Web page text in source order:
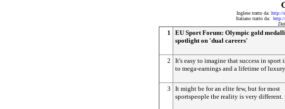
Inglese tratto da: http://
Italiano tratto da:
1
EU Sport Forum: Olympic gold
spotlight on 'dual careers'
2
It's easy to imagine that success in sport
to mega-earnings and a lifetime of
3
It might be for an elite few, but for most
sportspeople the reality is very different.